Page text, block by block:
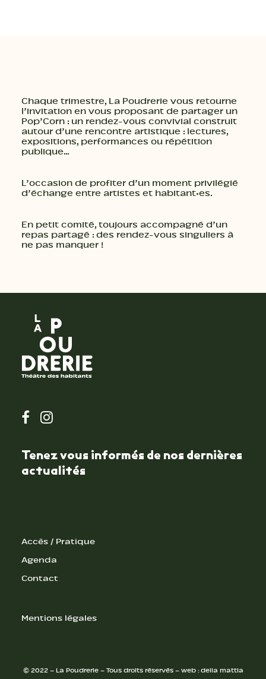
Chaque trimestre, La Poudrerie vous retourne
l’invitation en vous proposant de partager un
Pop’Corn : un rendez-vous convivial construit
autour d’une rencontre artistique : lectures,
expositions, performances ou répétition
publique…
L’occasion de profiter d’un moment privilégié
d’échange entre artistes et habitant·es.
En petit comité, toujours accompagné d’un
repas partagé : des rendez-vous singuliers à
ne pas manquer !
Tenez vous informés de nos dernières
actualités
Accès / Pratique
Agenda
Contact
Mentions légales
© 2022 – La Poudrerie – Tous droits réservés – web :della mattia